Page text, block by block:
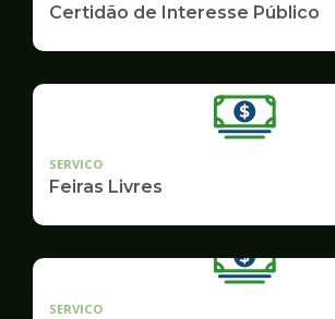
Certidão de Interesse Público
SERVICO
Feiras Livres
SERVICO